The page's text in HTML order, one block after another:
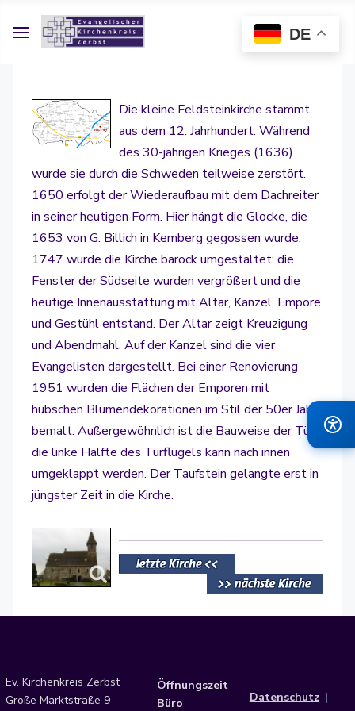
Die kleine Feldsteinkirche stammt
aus dem 12. Jahrhundert. Während
des 30-jährigen Krieges (1636)
wurde sie durch die Schweden teilweise zerstört.
1650 erfolgt der Wiederaufbau mit dem Dachreiter
in seiner heutigen Form. Hier hängt die Glocke, die
1653 von G. Billich in Kemberg gegossen wurde.
1747 wurde die Kirche barock umgestaltet: die
Fenster der Südseite wurden vergrößert und die
heutige Innenausstattung mit Altar, Kanzel, Empore
und Gestühl entstand. Der Altar zeigt Kreuzigung
und Abendmahl. Auf der Kanzel sind die vier
Evangelisten dargestellt. Bei einer Renovierung
1951 wurden die Flächen der Emporen mit
hübschen Blumendekorationen im Stil der 50er Jahre
bemalt. Außergewöhnlich ist die Bauweise der Tür:
die linke Hälfte des Türflügels kann nach innen
umgeklappt werden. Der Taufstein gelangte erst in
jüngster Zeit in die Kirche.
DE
Ev. Kirchenkreis Zerbst
Große Marktstraße 9
Öffnungszeit
Büro
Datenschutz|